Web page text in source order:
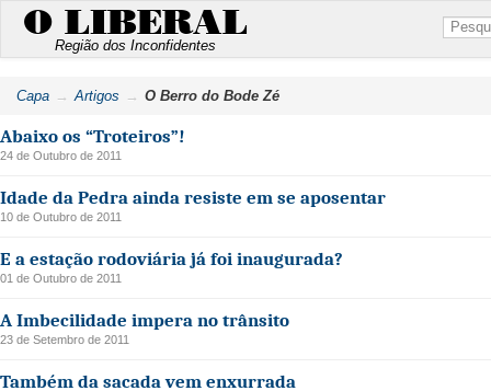
O LIBERAL
Região dos Inconfidentes
Capa Artigos O Berro do Bode Zé
Abaixo os “Troteiros”!
24 de Outubro de 2011
Idade da Pedra ainda resiste em se aposentar
10 de Outubro de 2011
E a estação rodoviária já foi inaugurada?
01 de Outubro de 2011
A Imbecilidade impera no trânsito
23 de Setembro de 2011
Também da sacada vem enxurrada